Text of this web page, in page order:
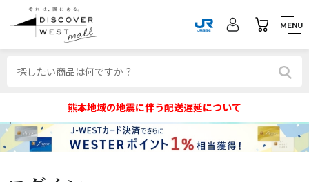
MENU
熊本地域の地震に伴う配送遅延について